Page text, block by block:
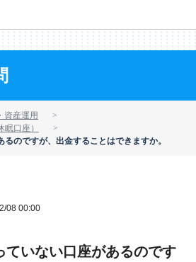
資産運用
口座）
のですが、出金することはできますか。
08 00:00
ていない口座があるのです